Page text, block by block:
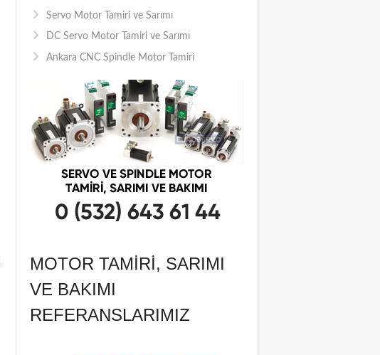
Servo Motor Tamiri ve Sarımı
DC Servo Motor Tamiri ve Sarımı
Ankara CNC Spindle Motor Tamiri
MOTOR TAMIRI, SARIMI
VE BAKIMI
REFERANSLARIMIZ